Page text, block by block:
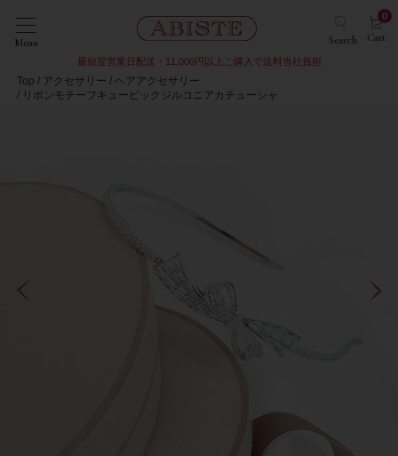
Menu Search Cart
0
最短翌営業日配送・11,000円以上ご購入で送料当社負担
Top アクセサリー
ヘアアクセサリー
リボンモチーフキュービックジルコニアカチューシャ